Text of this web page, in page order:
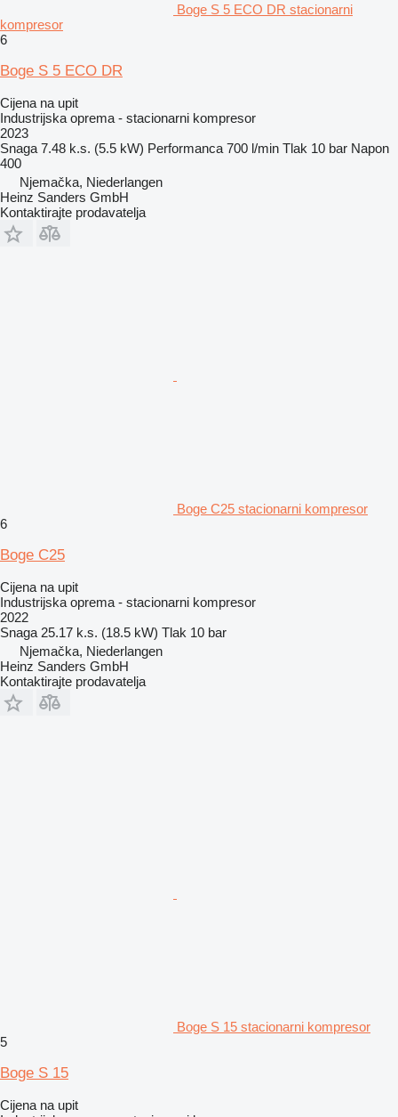
Boge S 5 ECO DR stacionarni
kompresor
6
Boge S 5 ECO DR
Cijena na upit
Industrijska oprema - stacionarni kompresor
2023
Snaga 7.48 k.s. (5.5 kW) Performanca 700 l/min Tlak 10 bar Napon
400
Njemačka, Niederlangen
Heinz Sanders GmbH
Kontaktirajte prodavatelja
Boge C25 stacionarni kompresor
6
Boge C25
Cijena na upit
Industrijska oprema - stacionarni kompresor
2022
Snaga 25.17 k.s. (18.5 kW) Tlak 10 bar
Njemačka, Niederlangen
Heinz Sanders GmbH
Kontaktirajte prodavatelja
Boge S 15 stacionarni kompresor
5
Boge S 15
Cijena na upit